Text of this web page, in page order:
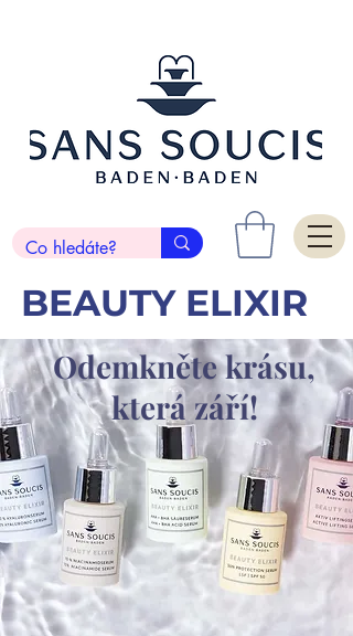
BEAUTY ELIXIR
Odemkněte krásu,
která září!